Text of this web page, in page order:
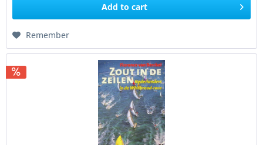
Add to cart
Remember